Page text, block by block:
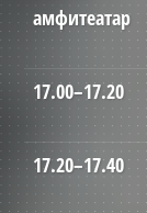
амфитеатар
17.00–17.20
17.20–17.40